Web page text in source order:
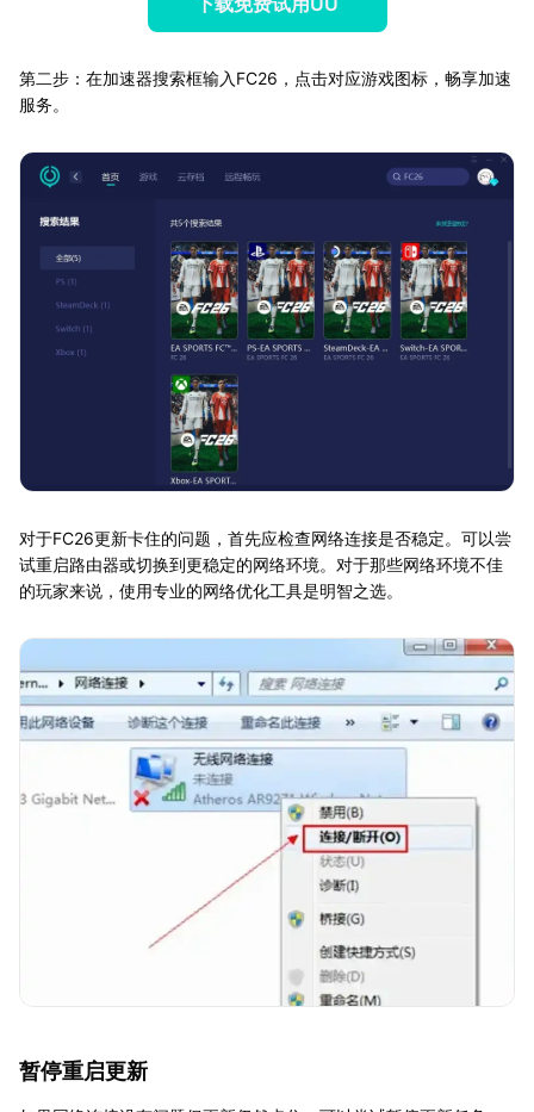
第二步：在加速器搜索框输入FC26，点击对应游戏图标，畅享加速
服务。
对于FC26更新卡住的问题，首先应检查网络连接是否稳定。可以尝
试重启路由器或切换到更稳定的网络环境。对于那些网络环境不佳
的玩家来说，使用专业的网络优化工具是明智之选。
暂停重启更新